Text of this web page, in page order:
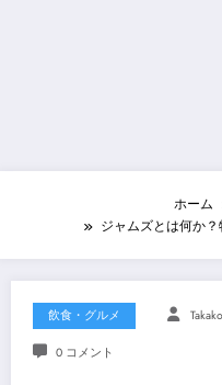
ホーム
ジャムズとは何か
飲食・グルメ Takako
0 コメント